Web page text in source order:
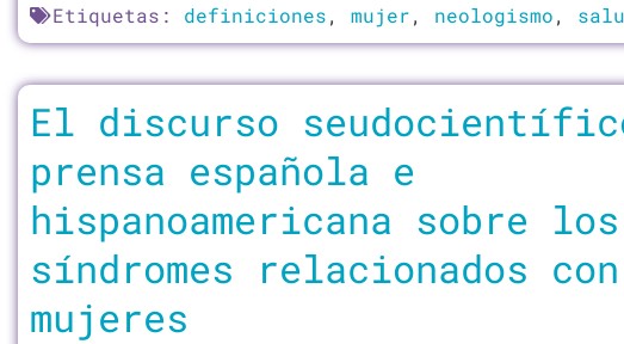
Etiquetas: definiciones, mujer, neologismo,
El discurso
prensa española e
hispanoamericana sobre los
síndromes relacionados
mujeres